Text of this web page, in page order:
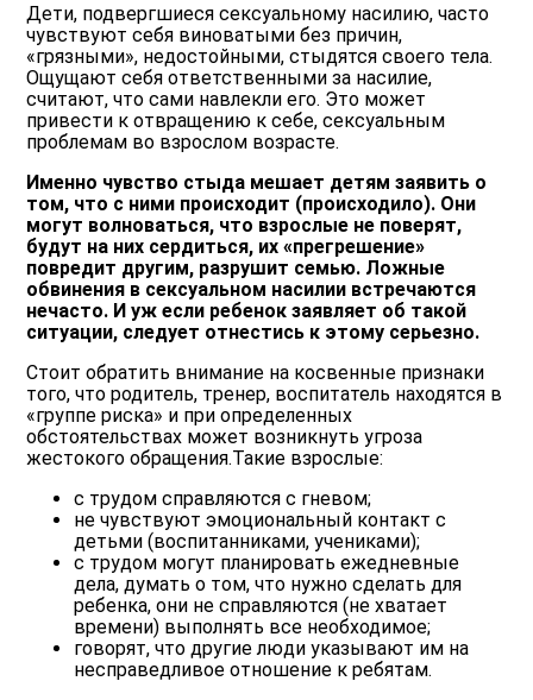
Дети, подвергшиеся сексуальному насилию, часто
чувствуют себя виноватыми без причин,
«грязными», недостойными, стыдятся своего тела.
Ощущают себя ответственными за насилие,
считают, что сами навлекли его. Это может
привести к отвращению к себе, сексуальным
проблемам во взрослом возрасте.
Именно чувство стыда мешает детям заявить о
том, что с ними происходит (происходило). Они
могут волноваться, что взрослые не поверят,
будут на них сердиться, их «прегрешение»
повредит другим, разрушит семью. Ложные
обвинения в сексуальном насилии встречаются
нечасто. И уж если ребенок заявляет об такой
ситуации, следует отнестись к этому серьезно.
Стоит обратить внимание на косвенные признаки
того, что родитель, тренер, воспитатель находятся в
«группе риска» и при определенных
обстоятельствах может возникнуть угроза
жестокого обращения.Такие взрослые:
с трудом справляются с гневом;
не чувствуют эмоциональный контакт с
детьми (воспитанниками, учениками);
с трудом могут планировать ежедневные
дела, думать о том, что нужно сделать для
ребенка, они не справляются (не хватает
времени) выполнять все необходимое;
говорят, что другие люди указывают им на
несправедливое отношение к ребятам.